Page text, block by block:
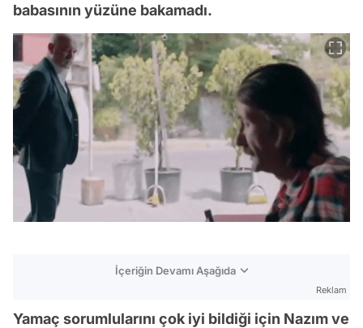
babasının yüzüne bakamadı.
İçeriğin Devamı Aşağıda
Reklam
Yamaç sorumlularını çok iyi bildiği için Nazım ve